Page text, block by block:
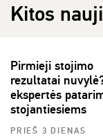
Kitos
Pirmieji stojimo
rezultatai
ekspertės
stojantiesiems
PRIEŠ 3 DIENAS